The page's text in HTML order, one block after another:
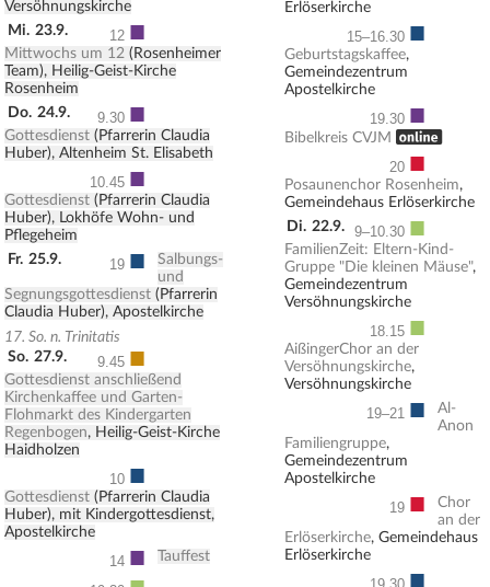
Versöhnungskirche
Mi. 23.9. 12 ■
Mittwochs um 12 (Rosenheimer
Team), Heilig-Geist-Kirche
Rosenheim
Do. 24.9. 9.30 ■
Gottesdienst (Pfarrerin Claudia
Huber), Altenheim St. Elisabeth
10.45 ■
Gottesdienst (Pfarrerin Claudia
Huber), Lokhöfe Wohn- und
Pflegeheim
Fr. 25.9. 19 ■
Salbungs-
und
Segnungsgottesdienst (Pfarrerin
Claudia Huber), Apostelkirche
17. So. n. Trinitatis
So. 27.9. 9.45 ■
Gottesdienst anschließend
Kirchenkaffee und Garten-
Flohmarkt des Kindergarten
Regenbogen, Heilig-Geist-Kirche
Haidholzen
10 ■
Gottesdienst (Pfarrerin Claudia
Huber), mit Kindergottesdienst,
Apostelkirche
14 ■ Tauffest
Erlöserkirche
15–16.30 ■
Geburtstagskaffee,
Gemeindezentrum
Apostelkirche
19.30 ■
Bibelkreis CVJM
, ONLINE
20 ■
Posaunenchor Rosenheim,
Gemeindehaus Erlöserkirche
Di. 22.9. 9–10.30 ■
FamilienZeit: Eltern-Kind-
Gruppe "Die kleinen Mäuse",
Gemeindezentrum
Versöhnungskirche
18.15 ■
AißingerChor an der
Versöhnungskirche,
Versöhnungskirche
19–21 ■
Al-
Anon
Familiengruppe,
Gemeindezentrum
Apostelkirche
19 ■
Chor
an der
Erlöserkirche, Gemeindehaus
Erlöserkirche
■